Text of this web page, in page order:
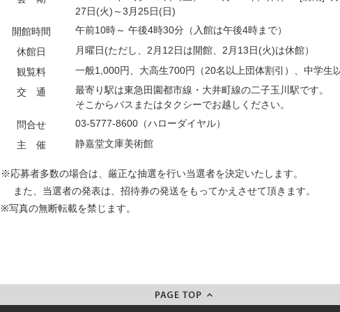
27日(火)～3月25日(日)
開館時間
午前10時～ 午後4時30分（入館は午後4時まで）
休館日
月曜日(ただし、2月12日は開館、2月13日(火)は休館）
観覧料
一般1,000円、大高生700円（20名以上団体割引）、中学生
交 通
最寄り駅は東急田園都市線・大井町線の二子玉川駅です。
そこからバスまたはタクシーでお越しください。
問合せ
03-5777-8600（ハローダイヤル）
主 催
静嘉堂文庫美術館
※応募者多数の場合は、厳正な抽選を行い当選者を決定いたします。
また、当選者の発表は、招待券の発送をもってかえさせて頂きます。
※写真の無断転載を禁じます。